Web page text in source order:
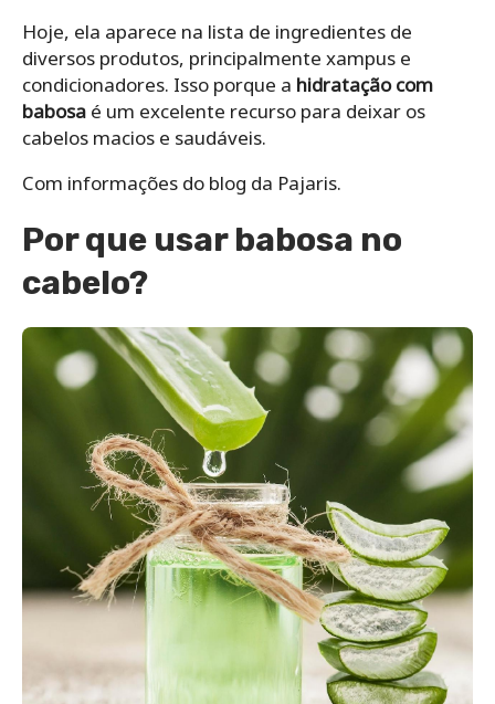
Hoje, ela aparece na lista de ingredientes de
diversos produtos, principalmente xampus e
condicionadores. Isso porque a hidratação com
babosa é um excelente recurso para deixar os
cabelos macios e saudáveis.
Com informações do blog da Pajaris.
Por que usar babosa no
cabelo?